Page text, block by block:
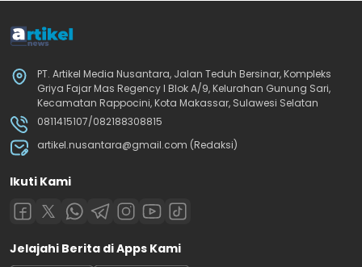
PT. Artikel Media Nusantara, Jalan Teduh Bersinar, Kompleks
Griya Fajar Mas Regency I Blok A/9, Kelurahan Gunung Sari,
Kecamatan Rappocini, Kota Makassar, Sulawesi Selatan
0811415107/082188308815
artikel.nusantara@gmail.com (Redaksi)
Ikuti Kami
Jelajahi Berita di Apps Kami